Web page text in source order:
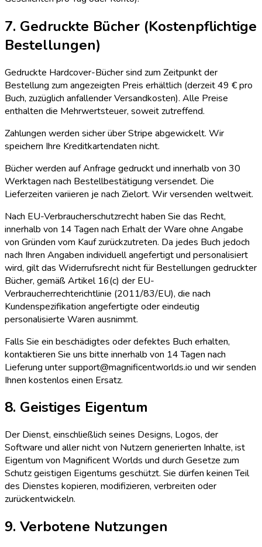
7. Gedruckte Bücher (Kostenpflichtige
Bestellungen)
Gedruckte Hardcover-Bücher sind zum Zeitpunkt der
Bestellung zum angezeigten Preis erhältlich (derzeit 49 € pro
Buch, zuzüglich anfallender Versandkosten). Alle Preise
enthalten die Mehrwertsteuer, soweit zutreffend.
Zahlungen werden sicher über Stripe abgewickelt. Wir
speichern Ihre Kreditkartendaten nicht.
Bücher werden auf Anfrage gedruckt und innerhalb von 30
Werktagen nach Bestellbestätigung versendet. Die
Lieferzeiten variieren je nach Zielort. Wir versenden weltweit.
Nach EU-Verbraucherschutzrecht haben Sie das Recht,
innerhalb von 14 Tagen nach Erhalt der Ware ohne Angabe
von Gründen vom Kauf zurückzutreten. Da jedes Buch jedoch
nach Ihren Angaben individuell angefertigt und personalisiert
wird, gilt das Widerrufsrecht nicht für Bestellungen gedruckter
Bücher, gemäß Artikel 16(c) der EU-
Verbraucherrechterichtlinie (2011/83/EU), die nach
Kundenspezifikation angefertigte oder eindeutig
personalisierte Waren ausnimmt.
Falls Sie ein beschädigtes oder defektes Buch erhalten,
kontaktieren Sie uns bitte innerhalb von 14 Tagen nach
Lieferung unter support@magnificentworlds.io und wir senden
Ihnen kostenlos einen Ersatz.
8. Geistiges Eigentum
Der Dienst, einschließlich seines Designs, Logos, der
Software und aller nicht von Nutzern generierten Inhalte, ist
Eigentum von Magnificent Worlds und durch Gesetze zum
Schutz geistigen Eigentums geschützt. Sie dürfen keinen Teil
des Dienstes kopieren, modifizieren, verbreiten oder
zurückentwickeln.
9. Verbotene Nutzungen